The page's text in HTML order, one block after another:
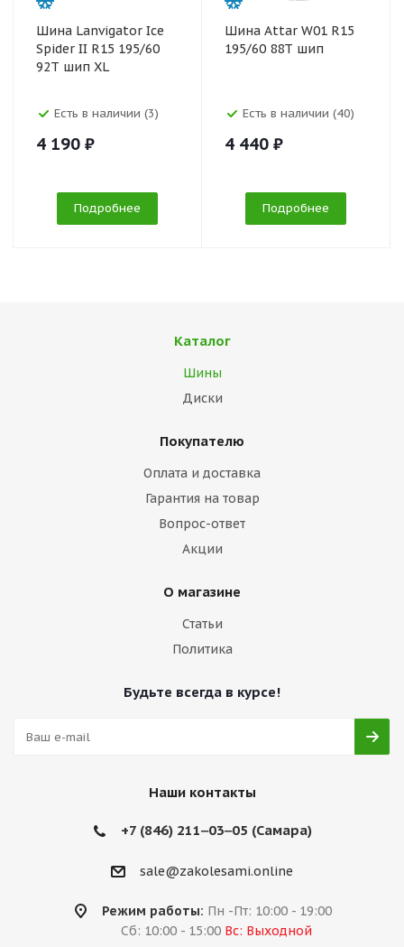
Шина Lanvigator Ice
Spider II R15 195/60
92T шип XL
Есть в наличии (3)
4 190 ₽
Подробнее
Шина Attar W01 R15
195/60 88T шип
Есть в наличии (40)
4 440 ₽
Подробнее
Каталог
Шины
Диски
Покупателю
Оплата и доставка
Гарантия на товар
Вопрос-ответ
Акции
О магазине
Статьи
Политика
Будьте всегда в курсе!
Наши контакты
+7 (846) 211‒03‒05 (Самара)
sale@zakolesami.online
Режим работы: Пн -Пт: 10:00 - 19:00
Сб: 10:00 - 15:00 Вс: Выходной